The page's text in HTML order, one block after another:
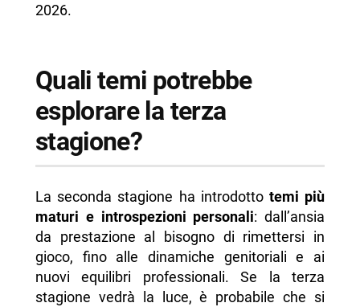
2026.
Quali temi potrebbe
esplorare la terza
stagione?
La seconda stagione ha introdotto temi più
maturi e introspezioni personali: dall’ansia
da prestazione al bisogno di rimettersi in
gioco, fino alle dinamiche genitoriali e ai
nuovi equilibri professionali. Se la terza
stagione vedrà la luce, è probabile che si